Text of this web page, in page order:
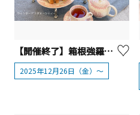
【開催終了】箱根強羅公園 『ウィンターアフタヌーンティー』【箱根町】
2025年12月26日（金）～